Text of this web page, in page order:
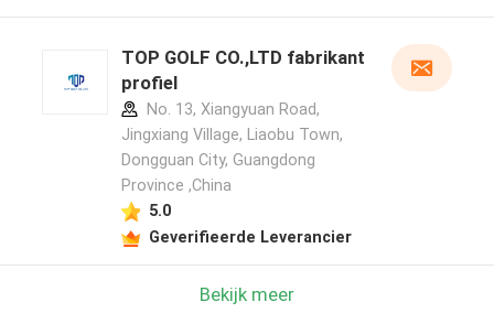
TOP GOLF CO.,LTD fabrikant
profiel
No. 13, Xiangyuan Road,
Jingxiang Village, Liaobu Town,
Dongguan City, Guangdong
Province ,China
5.0
Geverifieerde Leverancier
Bekijk meer